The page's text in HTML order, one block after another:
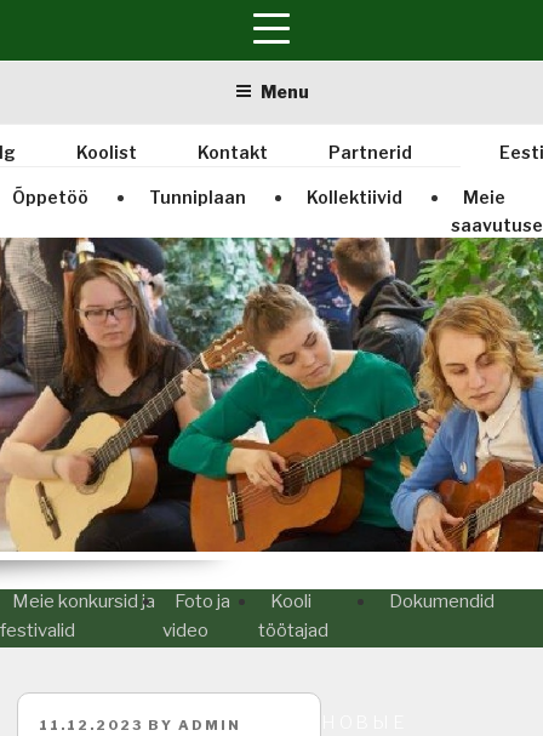
Menu
Koolist Kontakt Partnerid
Õppetöö Tunniplaan Kollektiivid
Meie
Meie konkursid ja
festivalid
Foto ja
video
Kooli
töötajad
Dokumendid
POSTED
11.12.2023 BYADMIN